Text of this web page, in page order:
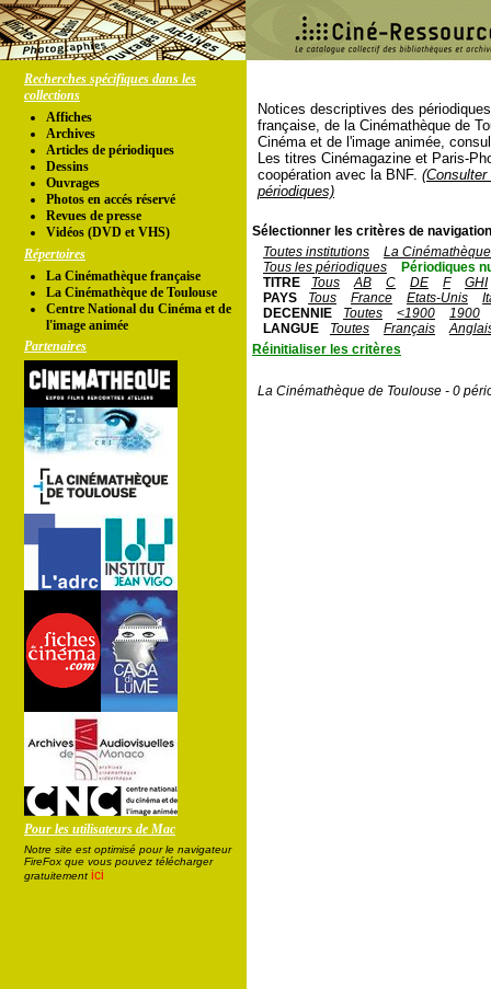
Recherches spécifiques dans les
collections
Affiches
Archives
Articles de périodiques
Dessins
Ouvrages
Photos en accés réservé
Revues de presse
Vidéos (DVD et VHS)
Répertoires
La Cinémathèque française
La Cinémathèque de Toulouse
Centre National du Cinéma et de
l'image animée
Partenaires
Pour les utilisateurs de Mac
Notre site est optimisé pour le navigateur
FireFox que vous pouvez télécharger
gratuitement ici
Notices descriptives des
française, de la Cinémathèque de
Cinéma et de l'image animée,
Les titres Cinémagazine et Paris-
coopération avec la BNF.
périodiques)
Sélectionner les critères de
Toutes institutions
La
Tous les périodiques
Périodiques
TITRE
Tous AB C DE F
GHI
PAYS
Tous France Etats-Unis
DECENNIE
Toutes <1900
1900
LANGUE
Toutes Français
Réinitialiser les critères
La Cinémathèque de Toulouse - 0